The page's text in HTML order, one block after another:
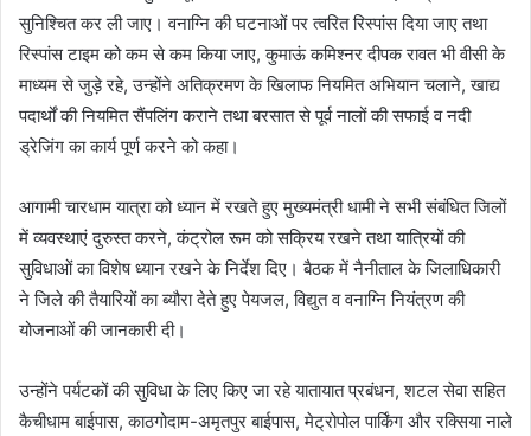
सुनिश्चित कर ली जाए। वनाग्नि की घटनाओं पर त्वरित रिस्पांस दिया जाए तथा
रिस्पांस टाइम को कम से कम किया जाए, कुमाऊं कमिश्नर दीपक रावत भी वीसी के
माध्यम से जुड़े रहे, उन्होंने अतिक्रमण के खिलाफ नियमित अभियान चलाने, खाद्य
पदार्थों की नियमित सैंपलिंग कराने तथा बरसात से पूर्व नालों की सफाई व नदी
ड्रेजिंग का कार्य पूर्ण करने को कहा।
आगामी चारधाम यात्रा को ध्यान में रखते हुए मुख्यमंत्री धामी ने सभी संबंधित जिलों
में व्यवस्थाएं दुरुस्त करने, कंट्रोल रूम को सक्रिय रखने तथा यात्रियों की
सुविधाओं का विशेष ध्यान रखने के निर्देश दिए। बैठक में नैनीताल के जिलाधिकारी
ने जिले की तैयारियों का ब्यौरा देते हुए पेयजल, विद्युत व वनाग्नि नियंत्रण की
योजनाओं की जानकारी दी।
उन्होंने पर्यटकों की सुविधा के लिए किए जा रहे यातायात प्रबंधन, शटल सेवा सहित
कैचीधाम बाईपास, काठगोदाम-अमृतपुर बाईपास, मेट्रोपोल पार्किंग और रक्सिया नाले